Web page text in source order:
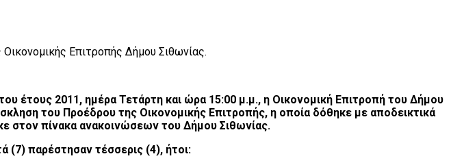
Επιτροπής Δήμου Σιθωνίας.
έτους 2011, ημέρα Τετάρτη και ώρα 15:00 μ.μ., η Οικονομική Επιτροπή του Δήμου
του Προέδρου της Οικονομικής Επιτροπής, η οποία δόθηκε με αποδεικτικά
στον πίνακα ανακοινώσεων του Δήμου Σιθωνίας.
(7) παρέστησαν τέσσερις (4), ήτοι: